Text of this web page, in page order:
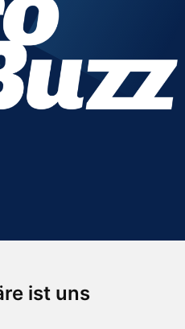
ist uns
Newsletter